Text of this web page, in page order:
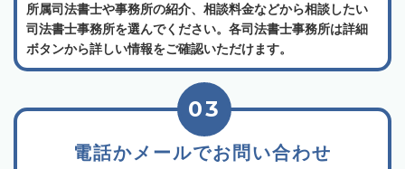
所属司法書士や事務所の紹介、相談料金などから相談したい
司法書士事務所を選んでください。各司法書士事務所は詳細
ボタンから詳しい情報をご確認いただけます。
電話かメールでお問い合わせ
03